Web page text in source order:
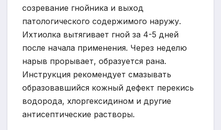
созревание гнойника и выход
патологического содержимого наружу.
Ихтиолка вытягивает гной за 4-5 дней
после начала применения. Через неделю
нарыв прорывает, образуется рана.
Инструкция рекомендует смазывать
образовавшийся кожный дефект перекись
водорода, хлоргексидином и другие
антисептические растворы.